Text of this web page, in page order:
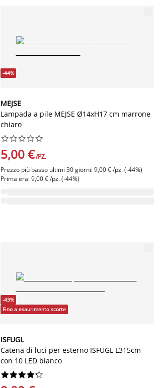
-44%
MEJSE
Lampada a pile MEJSE Ø14xH17 cm marrone
chiaro






5,00 €/PZ.
Prezzo più basso ultimi 30 giorni: 9,00 € /pz. (-44%)
Prima era: 9,00 € /pz. (-44%)
-43%
Fino a esaurimento scorte
ISFUGL
Catena di luci per esterno ISFUGL L315cm
con 10 LED bianco





